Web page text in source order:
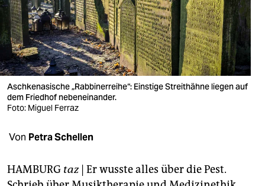
nord
wahrheit
verlag
verlag
veranstaltungen
shop
unterstützen
Aschkenasische „Rabbinerreihe“: Einstige Streithähne liegen auf
dem Friedhof nebeneinander.
Foto: Miguel Ferraz
Von Petra Schellen
HAMBURG taz| Er wusste alles über die Pest.